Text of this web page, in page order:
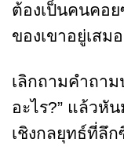
ต้องเป็นคนคอ
ของเขาอยู่เสมอ
เลิกถามคำถาม
อะไร?” แล้วหั
เชิงกลยุทธ์ที่ลึก